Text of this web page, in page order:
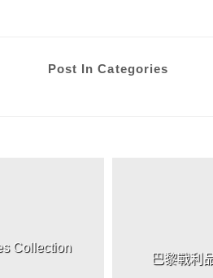
Post In Categories
Collection
巴黎戰利